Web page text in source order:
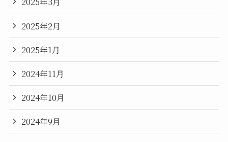
2025年2月
2025年1月
2024年11月
2024年10月
2024年9月